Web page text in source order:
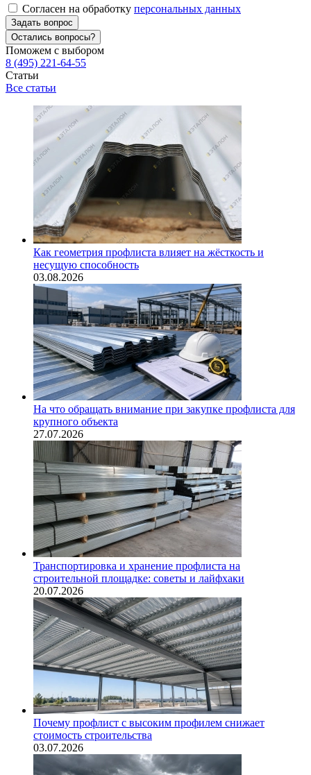
Согласен на обработку персональных данных
Задать вопрос
Остались вопросы?
Поможем с выбором
8 (495) 221-64-55
Статьи
Все статьи
Как геометрия профлиста влияет на жёсткость и
несущую способность
03.08.2026
На что обращать внимание при закупке профлиста для
крупного объекта
27.07.2026
Транспортировка и хранение профлиста на
строительной площадке: советы и лайфхаки
20.07.2026
Почему профлист с высоким профилем снижает
стоимость строительства
03.07.2026